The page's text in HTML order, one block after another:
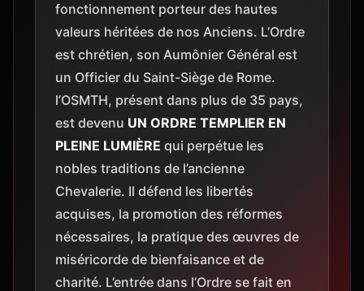
fonctionnement porteur des hautes
valeurs héritées de nos Anciens. L’Ordre
est chrétien, son Aumônier Général est
un Officier du Saint-Siège de Rome.
l’OSMTH, présent dans plus de 35 pays,
est devenu UN ORDRE TEMPLIER EN
PLEINE LUMIÈRE qui perpétue les
nobles traditions de l’ancienne
Chevalerie. Il défend les libertés
acquises, la promotion des réformes
nécessaires, la pratique des œuvres de
miséricorde de bienfaisance et de
charité. L’entrée dans l’Ordre se fait en